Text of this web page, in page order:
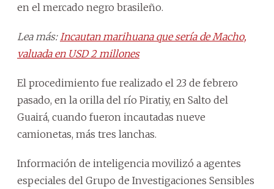
en el mercado negro brasileño.
Lea más:Incautan marihuana que sería de Macho,
valuada en USD 2 millones
El procedimiento fue realizado el 23 de febrero
pasado, en la orilla del río Piratiy, en Salto del
Guairá, cuando fueron incautadas nueve
camionetas, más tres lanchas.
Información de inteligencia movilizó a agentes
especiales del Grupo de Investigaciones Sensibles